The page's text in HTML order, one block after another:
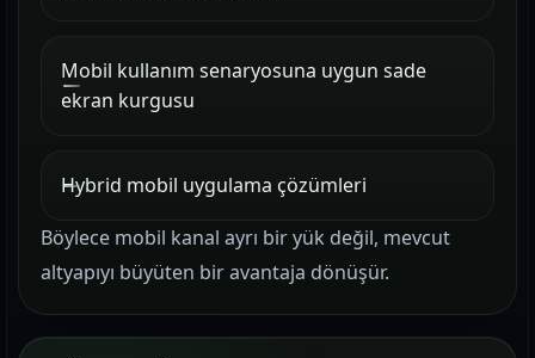
Mobil kullanım senaryosuna uygun sade
ekran kurgusu
Hybrid mobil uygulama çözümleri
Böylece mobil kanal ayrı bir yük değil, mevcut
altyapıyı büyüten bir avantaja dönüşür.